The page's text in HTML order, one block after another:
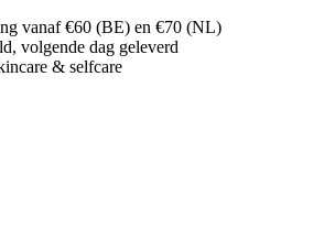
vanaf €60 (BE) en €70 (NL)
volgende dag geleverd
& selfcare